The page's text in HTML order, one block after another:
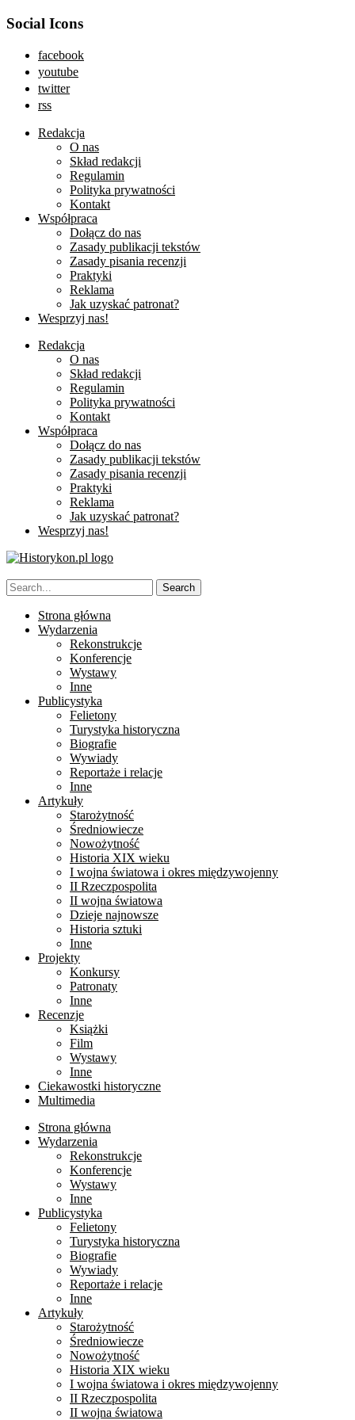
Social Icons
facebook
youtube
twitter
rss
Redakcja
O nas
Skład redakcji
Regulamin
Polityka prywatności
Kontakt
Współpraca
Dołącz do nas
Zasady publikacji tekstów
Zasady pisania recenzji
Praktyki
Reklama
Jak uzyskać patronat?
Wesprzyj nas!
Redakcja
O nas
Skład redakcji
Regulamin
Polityka prywatności
Kontakt
Współpraca
Dołącz do nas
Zasady publikacji tekstów
Zasady pisania recenzji
Praktyki
Reklama
Jak uzyskać patronat?
Wesprzyj nas!
Strona główna
Wydarzenia
Rekonstrukcje
Konferencje
Wystawy
Inne
Publicystyka
Felietony
Turystyka historyczna
Biografie
Wywiady
Reportaże i relacje
Inne
Artykuły
Starożytność
Średniowiecze
Nowożytność
Historia XIX wieku
I wojna światowa i okres międzywojenny
II Rzeczpospolita
II wojna światowa
Dzieje najnowsze
Historia sztuki
Inne
Projekty
Konkursy
Patronaty
Inne
Recenzje
Książki
Film
Wystawy
Inne
Ciekawostki historyczne
Multimedia
Strona główna
Wydarzenia
Rekonstrukcje
Konferencje
Wystawy
Inne
Publicystyka
Felietony
Turystyka historyczna
Biografie
Wywiady
Reportaże i relacje
Inne
Artykuły
Starożytność
Średniowiecze
Nowożytność
Historia XIX wieku
I wojna światowa i okres międzywojenny
II Rzeczpospolita
II wojna światowa